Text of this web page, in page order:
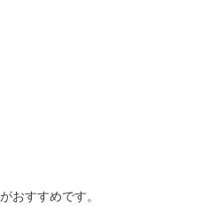
おすすめです。